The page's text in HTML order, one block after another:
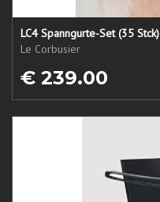
LC4 Spanngurte-Set (35 Stck)
Le Corbusier
€ 239.00